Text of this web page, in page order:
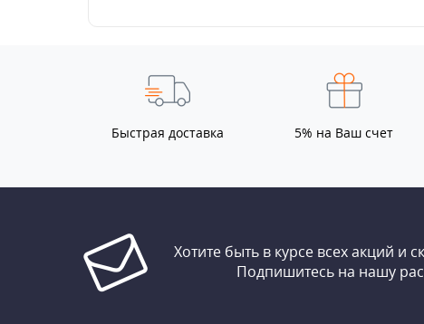
Быстрая доставка 5% на Ваш счет
Хотите быть в курсе всех акций и
Подпишитесь на нашу